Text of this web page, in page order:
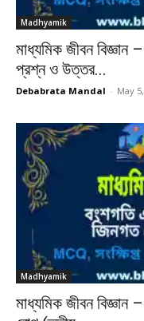
Madhyamik
মাধ্যমিক জীবন বিজ্ঞান
প্রশ্ন ও উত্তর...
Debabrata Mandal - May
Madhyamik
মাধ্যমিক জীবন বিজ্ঞান